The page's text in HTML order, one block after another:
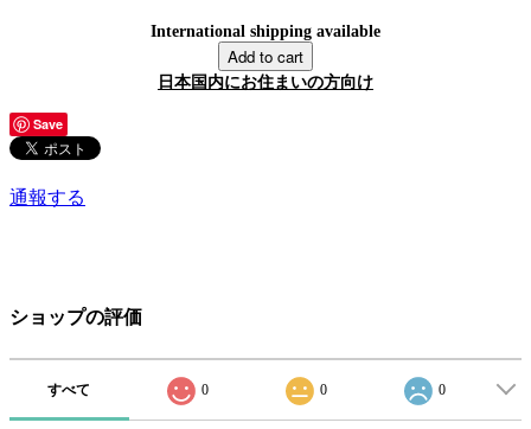
International shipping available
Add to cart
日本国内にお住まいの方向け
Save
通報する
ショップの評価
すべて 0 0 0